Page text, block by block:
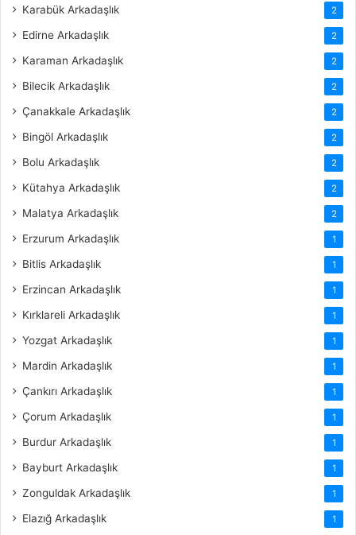
Karabük Arkadaşlık 2
Edirne Arkadaşlık 2
Karaman Arkadaşlık 2
Bilecik Arkadaşlık 2
Çanakkale Arkadaşlık 2
Bingöl Arkadaşlık 2
Bolu Arkadaşlık 2
Kütahya Arkadaşlık 2
Malatya Arkadaşlık 2
Erzurum Arkadaşlık 1
Bitlis Arkadaşlık 1
Erzincan Arkadaşlık 1
Kırklareli Arkadaşlık 1
Yozgat Arkadaşlık 1
Mardin Arkadaşlık 1
Çankırı Arkadaşlık 1
Çorum Arkadaşlık 1
Burdur Arkadaşlık 1
Bayburt Arkadaşlık 1
Zonguldak Arkadaşlık 1
Elazığ Arkadaşlık 1